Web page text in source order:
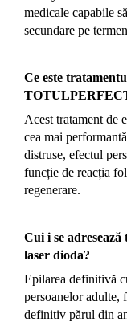
medicale capabile
secundare pe
Ce este
Acest tratament de
cea mai
distruse, efectul
funcție de reacția
regenerare.
Cui i se
laser dioda?
Epilarea definitivă
persoanelor adulte,
definitiv părul din